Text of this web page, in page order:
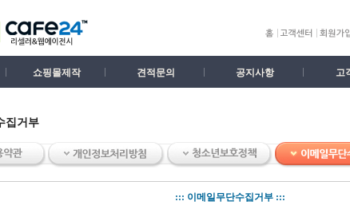
쇼핑몰제작 견적문의 공지사항 고
집거부
::: 이메일무단수집거부 :::